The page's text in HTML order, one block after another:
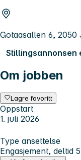
Gotaasallen 6, 2050
Stillingsannonsen
Om jobben
Lagre favoritt
Oppstart
1. juli 2026
Type ansettelse
Engasjement, deltid